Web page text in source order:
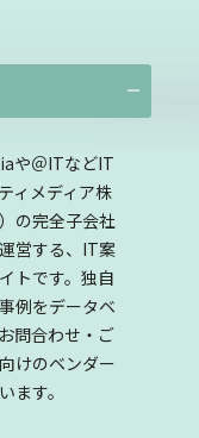
や＠ITなどIT
ィメディア株
の完全子会社
営する、IT案
トです。独自
例をデータベ
問合わせ・ご
けのベンダー
ます。